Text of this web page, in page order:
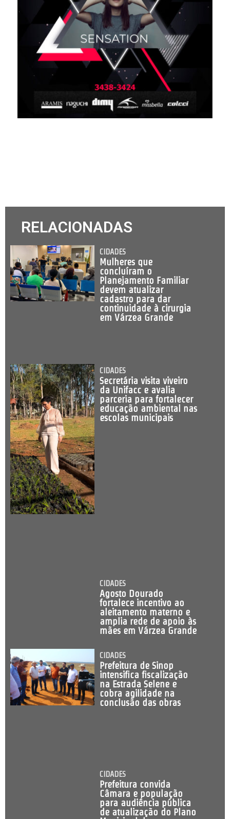
RELACIONADAS
CIDADES
Mulheres que
concluíram o
Planejamento Familiar
devem atualizar
cadastro para dar
continuidade à cirurgia
em Várzea Grande
CIDADES
Secretária visita viveiro
da Unifacc e avalia
parceria para fortalecer
educação ambiental nas
escolas municipais
CIDADES
Agosto Dourado
fortalece incentivo ao
aleitamento materno e
amplia rede de apoio às
mães em Várzea Grande
CIDADES
Prefeitura de Sinop
intensifica fiscalização
na Estrada Selene e
cobra agilidade na
conclusão das obras
CIDADES
Prefeitura convida
Câmara e população
para audiência pública
de atualização do Plano